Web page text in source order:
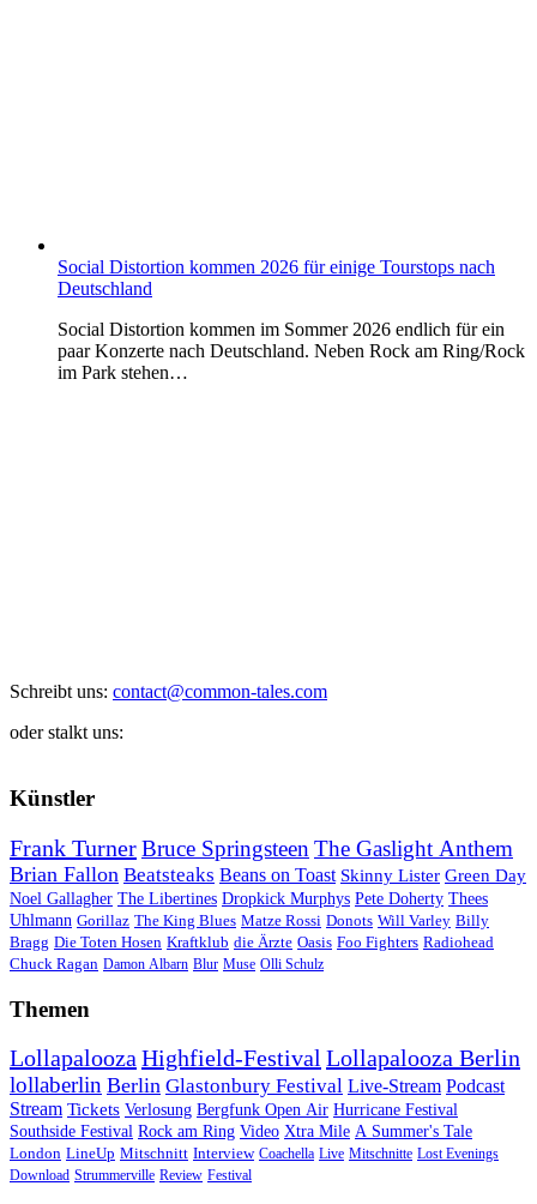
Social Distortion kommen 2026 für einige Tourstops nach
Deutschland
Social Distortion kommen im Sommer 2026 endlich für ein
paar Konzerte nach Deutschland. Neben Rock am Ring/Rock
im Park stehen…
Schreibt uns: contact@common-tales.com
oder stalkt uns:
Künstler
Frank TurnerBruce Springsteen The Gaslight Anthem
Brian Fallon Beatsteaks Beans on Toast Skinny Lister Green Day
Noel Gallagher The Libertines Dropkick Murphys Pete Doherty Thees
Uhlmann Gorillaz The King Blues Matze Rossi Donots Will Varley Billy
Bragg Die Toten Hosen Kraftklub die Ärzte Oasis Foo Fighters Radiohead
Chuck Ragan Damon Albarn Blur Muse Olli Schulz
Themen
Lollapalooza Highfield-Festival Lollapalooza Berlin
lollaberlin Berlin Glastonbury Festival Live-Stream Podcast
Stream Tickets Verlosung Bergfunk Open Air Hurricane Festival
Southside Festival Rock am Ring Video Xtra Mile A Summer's Tale
London LineUp Mitschnitt Interview Coachella Live Mitschnitte Lost Evenings
Download Strummerville Review Festival